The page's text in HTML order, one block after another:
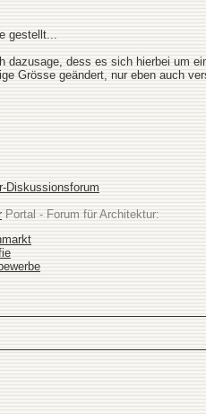
gestellt...
dazusage, dess es sich hierbei um
Grösse geändert, nur eben auch
Diskussionsforum
Portal - Forum für Architektur: